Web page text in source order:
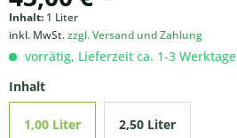
Inhalt: 1 Liter
inkl. MwSt.zzgl. Versand und Zahlung
vorrätig, Lieferzeit ca. 1-3 Werktage
Inhalt
1,00 Liter 2,50 Liter